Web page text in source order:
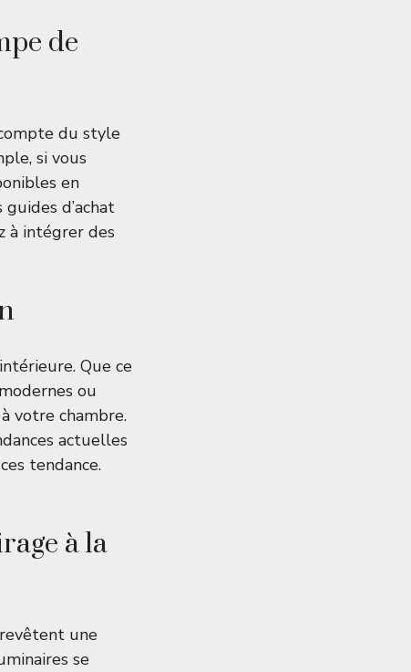
de
du style
si vous
en
d’achat
à intégrer des
Que ce
ou
votre chambre.
actuelles
tendance.
à la
revêtent une
se